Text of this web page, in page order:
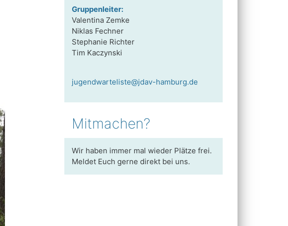
Gruppenleiter:
Valentina Zemke
Niklas Fechner
Stephanie Richter
Tim Kaczynski
jugendwarteliste@jdav-hamburg.de
Mitmachen?
Wir haben immer mal wieder Plätze frei.
Meldet Euch gerne direkt bei uns.